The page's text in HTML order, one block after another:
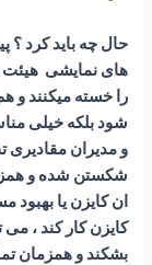
حال چه باید کرد
های نمایشی هیئت
را خسته میکنند و
شود بلکه خیلی
و مدیران مقادیری
شکستن شده و
ان کایزن یا
کایزن کار کند ،
بشکند و همزمان